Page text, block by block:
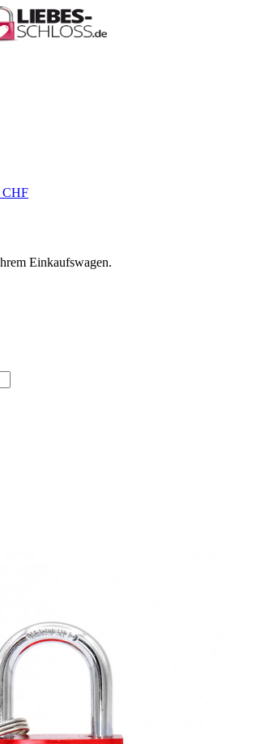
CHF
Einkaufswagen.